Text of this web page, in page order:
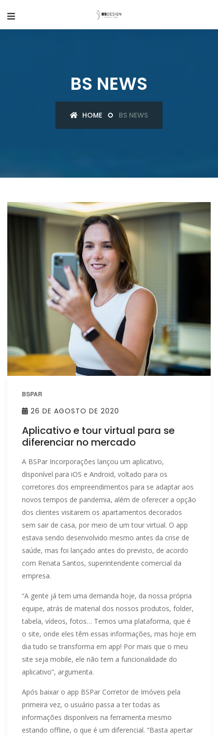
BS NEWS
HOME BS NEWS
BSPAR
26 DE AGOSTO DE 2020
Aplicativo e tour virtual para se
diferenciar no mercado
A BSPar Incorporações lançou um aplicativo,
disponível para iOS e Android, voltado para os
corretores dos empreendimentos para se adaptar aos
novos tempos de pandemia, além de oferecer a opção
dos clientes visitarem os apartamentos decorados
sem sair de casa, por meio de um tour virtual. O app
estava sendo desenvolvido mesmo antes da crise de
saúde, mas foi lançado antes do previsto, de acordo
com Renata Santos, superintendente comercial da
empresa.
“A gente já tem uma demanda hoje, da nossa própria
equipe, atrás de material dos nossos produtos, folder,
tabela, vídeos, fotos… Temos uma plataforma, que é
o site, onde eles têm essas informações, mas hoje em
dia tudo se transforma em app! Por mais que o meu
site seja mobile, ele não tem a funcionalidade do
aplicativo”, argumenta.
Após baixar o app BSPar Corretor de Imóveis pela
primeira vez, o usuário passa a ter todas as
informações disponíveis na ferramenta mesmo
estando offline, o que é um diferencial. “Basta apertar